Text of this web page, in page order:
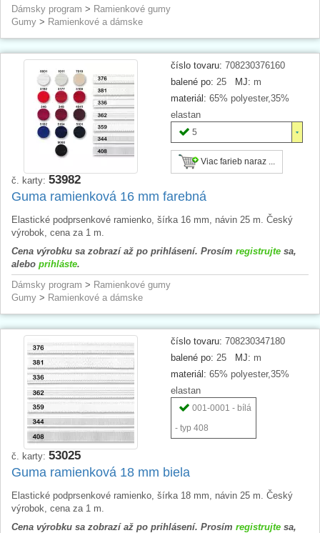
Dámsky program > Ramienkové gumy
Gumy > Ramienkové a dámske
číslo tovaru: 708230376160
balené po: 25 MJ: m
materiál: 65% polyester,35%
elastan
5
Viac farieb naraz ...
č. karty: 53982
Guma ramienková 16 mm farebná
Elastické podprsenkové ramienko, šírka 16 mm, návin 25 m. Český
výrobok, cena za 1 m.
Cena výrobku sa zobrazí až po prihlásení. Prosím registrujte sa,
alebo prihláste.
Dámsky program > Ramienkové gumy
Gumy > Ramienkové a dámske
číslo tovaru: 708230347180
balené po: 25 MJ: m
materiál: 65% polyester,35%
elastan
001-0001 - bílá
- typ 408
č. karty: 53025
Guma ramienková 18 mm biela
Elastické podprsenkové ramienko, šírka 18 mm, návin 25 m. Český
výrobok, cena za 1 m.
Cena výrobku sa zobrazí až po prihlásení. Prosím registrujte sa,